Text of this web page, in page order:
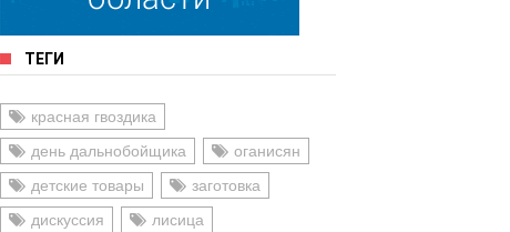
ТЕГИ
красная гвоздика
день дальнобойщика
оганисян
детские товары
заготовка
дискуссия
лисица